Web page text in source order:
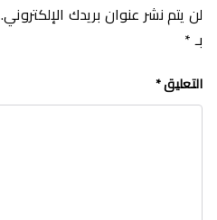
لن يتم نشر عنوان بريدك الإلكتروني.
بـ*
التعليق*